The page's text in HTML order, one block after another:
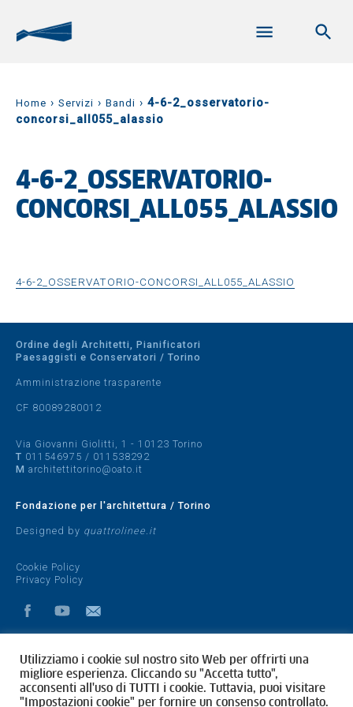
Home › Servizi › Bandi › 4-6-2_osservatorio-
concorsi_all055_alassio
4-6-2_OSSERVATORIO-
CONCORSI_ALL055_ALASSIO
4-6-2_OSSERVATORIO-CONCORSI_ALL055_ALASSIO
Ordine degli Architetti, Pianificatori
Paesaggisti e Conservatori / Torino
Amministrazione trasparente
CF 80089280012
Via Giovanni Giolitti, 1 - 10123 Torino
T 011546975 / 011538292
M architettitorino@oato.it
Fondazione per l'architettura / Torino
Designed by quattrolinee.it
Cookie Policy
Privacy Policy
Utilizziamo i cookie sul nostro sito Web per offrirti una
migliore esperienza. Cliccando su "Accetta tutto",
acconsenti all'uso di TUTTI i cookie. Tuttavia, puoi visitare
"Impostazioni cookie" per fornire un consenso controllato.